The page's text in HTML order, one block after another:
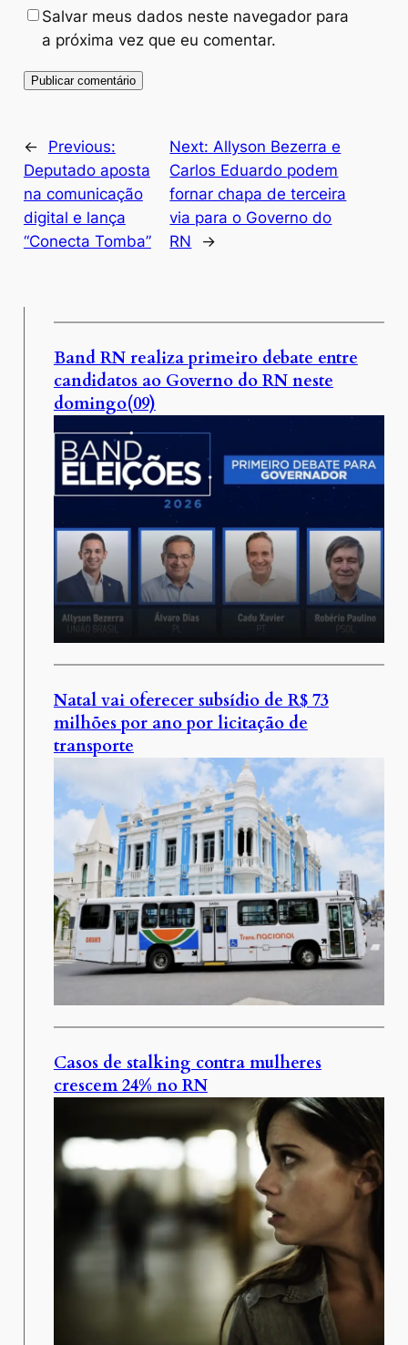
Salvar meus dados neste navegador para
a próxima vez que eu comentar.
←
Previous:
Deputado aposta
na comunicação
digital e lança
“Conecta Tomba”
Next:Allyson Bezerra e
Carlos Eduardo podem
fornar chapa de terceira
via para o Governo do
RN
→
Band RN realiza primeiro debate entre
candidatos ao Governo do RN neste
domingo(09)
Natal vai oferecer subsídio de R$ 73
milhões por ano por licitação de
transporte
Casos de stalking contra mulheres
crescem 24% no RN